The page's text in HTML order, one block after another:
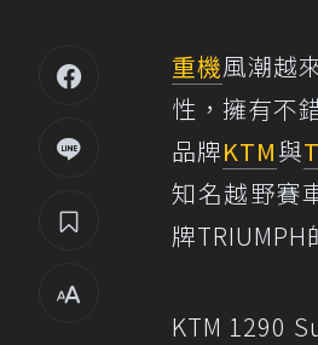
重機風潮越
性，擁有不
品牌KTM與
知名越野賽
牌TRIUMPH
KTM 1290